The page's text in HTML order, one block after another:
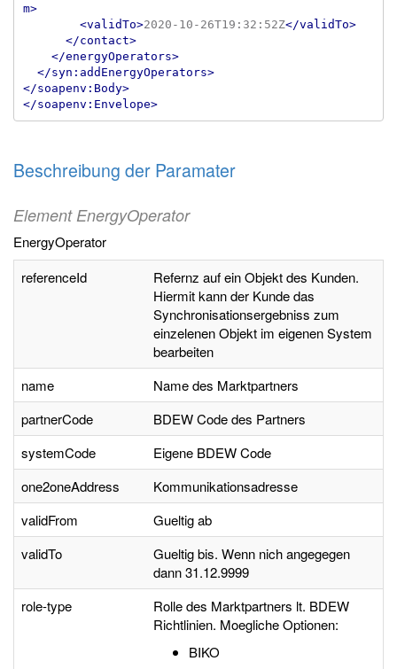
m>
<validTo>2020-10-26T19:32:52Z</validTo>
</contact>
</energyOperators>
</syn:addEnergyOperators>
</soapenv:Body>
</soapenv:Envelope>
Beschreibung der Paramater
Element EnergyOperator
EnergyOperator
referenceId
Refernz auf ein Objekt des Kunden.
Hiermit kann der Kunde das
Synchronisationsergebniss zum
einzelenen Objekt im eigenen System
bearbeiten
name
Name des Marktpartners
partnerCode
BDEW Code des Partners
systemCode
Eigene BDEW Code
one2oneAddress
Kommunikationsadresse
validFrom
Gueltig ab
validTo
Gueltig bis. Wenn nich angegegen
dann 31.12.9999
role-type
Rolle des Marktpartners lt. BDEW
Richtlinien. Moegliche Optionen:
BIKO